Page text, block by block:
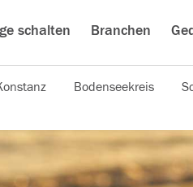
schalten Branchen
Bodenseekreis